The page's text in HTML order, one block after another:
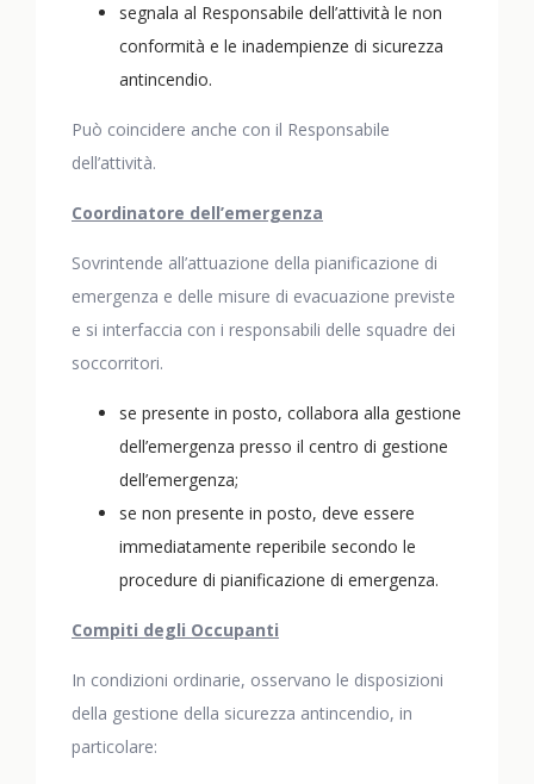
segnala al Responsabile dell’attività le non
conformità e le inadempienze di sicurezza
antincendio.
Può coincidere anche con il Responsabile
dell’attività.
Coordinatore dell’emergenza
Sovrintende all’attuazione della pianificazione di
emergenza e delle misure di evacuazione previste
e si interfaccia con i responsabili delle squadre dei
soccorritori.
se presente in posto, collabora alla gestione
dell’emergenza presso il centro di gestione
dell’emergenza;
se non presente in posto, deve essere
immediatamente reperibile secondo le
procedure di pianificazione di emergenza.
Compiti degli Occupanti
In condizioni ordinarie, osservano le disposizioni
della gestione della sicurezza antincendio, in
particolare: